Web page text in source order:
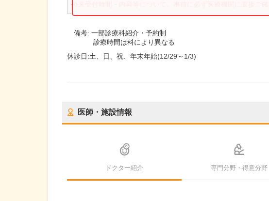
外来受付時間・内容等について、事前に必ず医療機関に直接ご確
備考:一部診療科紹介・予約制
診療時間は科により異なる
休診日:土、日、祝、年末年始(12/29～1/3)
医師・施設情報
ドクター紹介 専門分野・得意分野